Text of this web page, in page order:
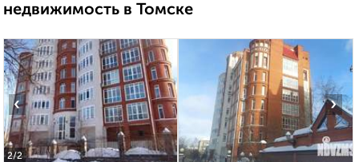
недвижимость в Томске
2/2
‹ ›